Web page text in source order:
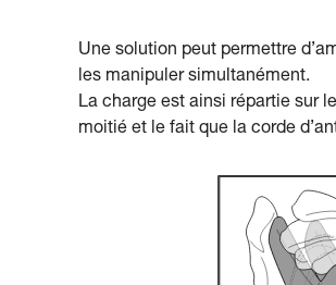
Une solution peut permettre
les manipuler simultanément.
La charge est ainsi répartie sur
moitié et le fait que la corde